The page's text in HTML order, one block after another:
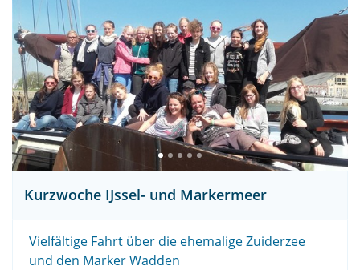
Kurzwoche IJssel- und Markermeer
Vielfältige Fahrt über die ehemalige Zuiderzee
und den Marker Wadden